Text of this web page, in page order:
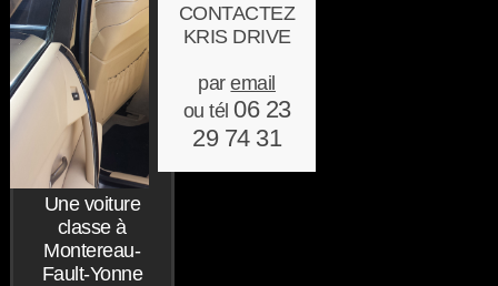
CONTACTEZ
KRIS DRIVE
paremail
ou tél 06 23
29 74 31
Une voiture
classe à
Montereau-
Fault-Yonne